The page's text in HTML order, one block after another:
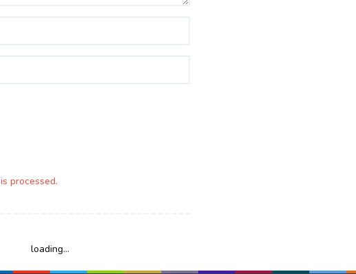
processed.
loading...